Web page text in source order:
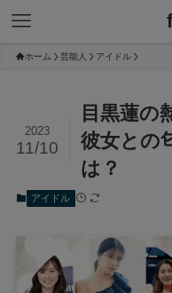
ホーム 芸能人 アイドル
目黒蓮の
彼女との
は？
2023
11/10
アイドル